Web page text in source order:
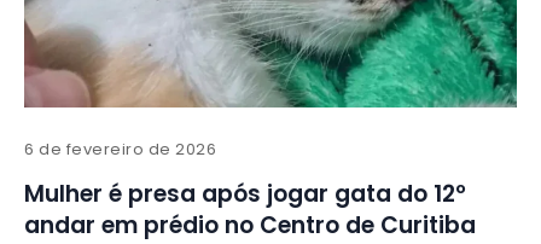
6 de fevereiro de 2026
Mulher é presa após jogar gata do 12º
andar em prédio no Centro de Curitiba